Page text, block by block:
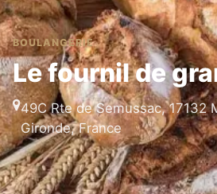
BOULANGERIE
Le fournil de
49C Rte de Semussac, 17132
Gironde, France